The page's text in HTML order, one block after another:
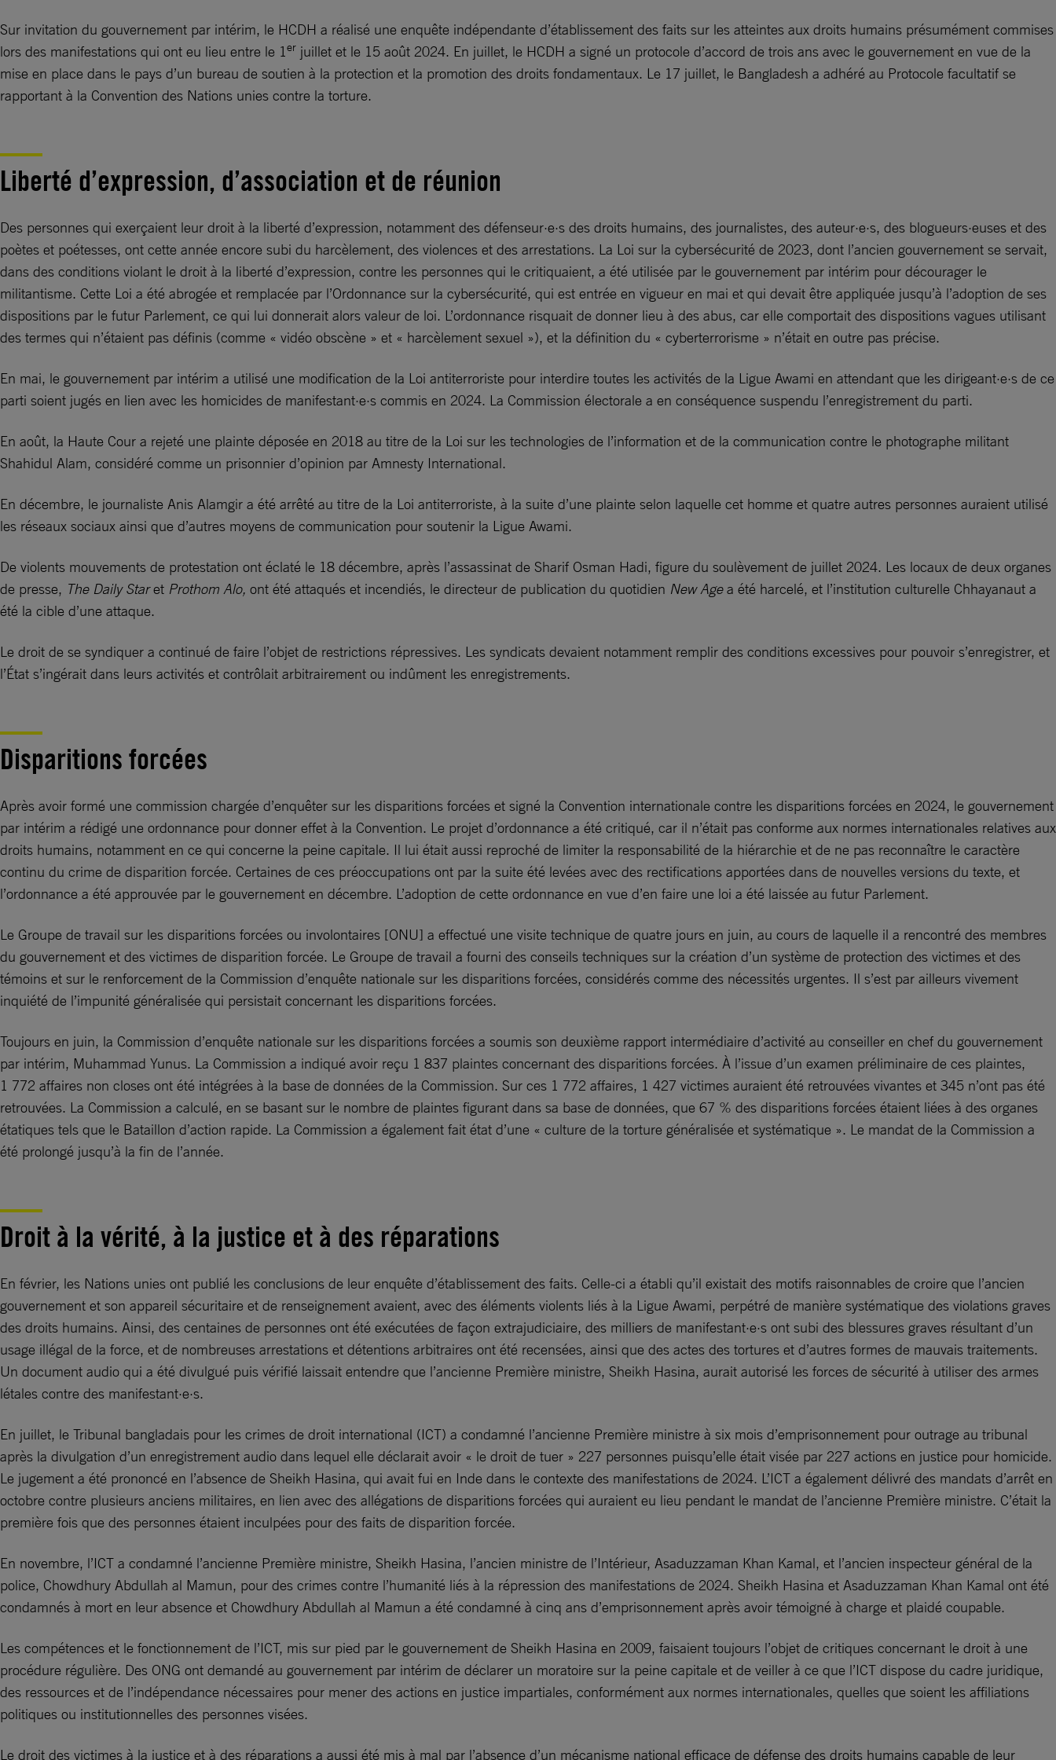
Sur invitation du gouvernement par intérim, le HCDH a réalisé une enquête indépendante d’établissement des faits sur les atteintes aux droits humains présumément commises
lors des manifestations qui ont eu lieu entre le 1 er juillet et le 15 août 2024. En juillet, le HCDH a signé un protocole d’accord de trois ans avec le gouvernement en vue de la
mise en place dans le pays d’un bureau de soutien à la protection et la promotion des droits fondamentaux. Le 17 juillet, le Bangladesh a adhéré au Protocole facultatif se
rapportant à la Convention des Nations unies contre la torture.
Liberté d’expression, d’association et de réunion
Des personnes qui exerçaient leur droit à la liberté d’expression, notamment des défenseur·e·s des droits humains, des journalistes, des auteur·e·s, des blogueurs·euses et des
poètes et poétesses, ont cette année encore subi du harcèlement, des violences et des arrestations. La Loi sur la cybersécurité de 2023, dont l’ancien gouvernement se servait,
dans des conditions violant le droit à la liberté d’expression, contre les personnes qui le critiquaient, a été utilisée par le gouvernement par intérim pour décourager le
militantisme. Cette Loi a été abrogée et remplacée par l’Ordonnance sur la cybersécurité, qui est entrée en vigueur en mai et qui devait être appliquée jusqu’à l’adoption de ses
dispositions par le futur Parlement, ce qui lui donnerait alors valeur de loi. L’ordonnance risquait de donner lieu à des abus, car elle comportait des dispositions vagues utilisant
des termes qui n’étaient pas définis (comme « vidéo obscène » et « harcèlement sexuel »), et la définition du « cyberterrorisme » n’était en outre pas précise.
En mai, le gouvernement par intérim a utilisé une modification de la Loi antiterroriste pour interdire toutes les activités de la Ligue Awami en attendant que les dirigeant·e·s de ce
parti soient jugés en lien avec les homicides de manifestant·e·s commis en 2024. La Commission électorale a en conséquence suspendu l’enregistrement du parti.
En août, la Haute Cour a rejeté une plainte déposée en 2018 au titre de la Loi sur les technologies de l’information et de la communication contre le photographe militant
Shahidul Alam, considéré comme un prisonnier d’opinion par Amnesty International.
En décembre, le journaliste Anis Alamgir a été arrêté au titre de la Loi antiterroriste, à la suite d’une plainte selon laquelle cet homme et quatre autres personnes auraient utilisé
les réseaux sociaux ainsi que d’autres moyens de communication pour soutenir la Ligue Awami.
De violents mouvements de protestation ont éclaté le 18 décembre, après l’assassinat de Sharif Osman Hadi, figure du soulèvement de juillet 2024. Les locaux de deux organes
de presse, The Daily Staret Prothom Alo, ont été attaqués et incendiés, le directeur de publication du quotidien New Agea été harcelé, et l’institution culturelle Chhayanaut a
été la cible d’une attaque.
Le droit de se syndiquer a continué de faire l’objet de restrictions répressives. Les syndicats devaient notamment remplir des conditions excessives pour pouvoir s’enregistrer, et
l’État s’ingérait dans leurs activités et contrôlait arbitrairement ou indûment les enregistrements.
Disparitions forcées
Après avoir formé une commission chargée d’enquêter sur les disparitions forcées et signé la Convention internationale contre les disparitions forcées en 2024, le gouvernement
par intérim a rédigé une ordonnance pour donner effet à la Convention. Le projet d’ordonnance a été critiqué, car il n’était pas conforme aux normes internationales relatives aux
droits humains, notamment en ce qui concerne la peine capitale. Il lui était aussi reproché de limiter la responsabilité de la hiérarchie et de ne pas reconnaître le caractère
continu du crime de disparition forcée. Certaines de ces préoccupations ont par la suite été levées avec des rectifications apportées dans de nouvelles versions du texte, et
l’ordonnance a été approuvée par le gouvernement en décembre. L’adoption de cette ordonnance en vue d’en faire une loi a été laissée au futur Parlement.
Le Groupe de travail sur les disparitions forcées ou involontaires [ONU] a effectué une visite technique de quatre jours en juin, au cours de laquelle il a rencontré des membres
du gouvernement et des victimes de disparition forcée. Le Groupe de travail a fourni des conseils techniques sur la création d’un système de protection des victimes et des
témoins et sur le renforcement de la Commission d’enquête nationale sur les disparitions forcées, considérés comme des nécessités urgentes. Il s’est par ailleurs vivement
inquiété de l’impunité généralisée qui persistait concernant les disparitions forcées.
Toujours en juin, la Commission d’enquête nationale sur les disparitions forcées a soumis son deuxième rapport intermédiaire d’activité au conseiller en chef du gouvernement
par intérim, Muhammad Yunus. La Commission a indiqué avoir reçu 1 837 plaintes concernant des disparitions forcées. À l’issue d’un examen préliminaire de ces plaintes,
1 772 affaires non closes ont été intégrées à la base de données de la Commission. Sur ces 1 772 affaires, 1 427 victimes auraient été retrouvées vivantes et 345 n’ont pas été
retrouvées. La Commission a calculé, en se basant sur le nombre de plaintes figurant dans sa base de données, que 67 % des disparitions forcées étaient liées à des organes
étatiques tels que le Bataillon d’action rapide. La Commission a également fait état d’une « culture de la torture généralisée et systématique ». Le mandat de la Commission a
été prolongé jusqu’à la fin de l’année.
Droit à la vérité, à la justice et à des réparations
En février, les Nations unies ont publié les conclusions de leur enquête d’établissement des faits. Celle-ci a établi qu’il existait des motifs raisonnables de croire que l’ancien
gouvernement et son appareil sécuritaire et de renseignement avaient, avec des éléments violents liés à la Ligue Awami, perpétré de manière systématique des violations graves
des droits humains. Ainsi, des centaines de personnes ont été exécutées de façon extrajudiciaire, des milliers de manifestant·e·s ont subi des blessures graves résultant d’un
usage illégal de la force, et de nombreuses arrestations et détentions arbitraires ont été recensées, ainsi que des actes des tortures et d’autres formes de mauvais traitements.
Un document audio qui a été divulgué puis vérifié laissait entendre que l’ancienne Première ministre, Sheikh Hasina, aurait autorisé les forces de sécurité à utiliser des armes
létales contre des manifestant·e·s.
En juillet, le Tribunal bangladais pour les crimes de droit international (ICT) a condamné l’ancienne Première ministre à six mois d’emprisonnement pour outrage au tribunal
après la divulgation d’un enregistrement audio dans lequel elle déclarait avoir « le droit de tuer » 227 personnes puisqu’elle était visée par 227 actions en justice pour homicide.
Le jugement a été prononcé en l’absence de Sheikh Hasina, qui avait fui en Inde dans le contexte des manifestations de 2024. L’ICT a également délivré des mandats d’arrêt en
octobre contre plusieurs anciens militaires, en lien avec des allégations de disparitions forcées qui auraient eu lieu pendant le mandat de l’ancienne Première ministre. C’était la
première fois que des personnes étaient inculpées pour des faits de disparition forcée.
En novembre, l’ICT a condamné l’ancienne Première ministre, Sheikh Hasina, l’ancien ministre de l’Intérieur, Asaduzzaman Khan Kamal, et l’ancien inspecteur général de la
police, Chowdhury Abdullah al Mamun, pour des crimes contre l’humanité liés à la répression des manifestations de 2024. Sheikh Hasina et Asaduzzaman Khan Kamal ont été
condamnés à mort en leur absence et Chowdhury Abdullah al Mamun a été condamné à cinq ans d’emprisonnement après avoir témoigné à charge et plaidé coupable.
Les compétences et le fonctionnement de l’ICT, mis sur pied par le gouvernement de Sheikh Hasina en 2009, faisaient toujours l’objet de critiques concernant le droit à une
procédure régulière. Des ONG ont demandé au gouvernement par intérim de déclarer un moratoire sur la peine capitale et de veiller à ce que l’ICT dispose du cadre juridique,
des ressources et de l’indépendance nécessaires pour mener des actions en justice impartiales, conformément aux normes internationales, quelles que soient les affiliations
politiques ou institutionnelles des personnes visées.
Le droit des victimes à la justice et à des réparations a aussi été mis à mal par l’absence d’un mécanisme national efficace de défense des droits humains capable de leur